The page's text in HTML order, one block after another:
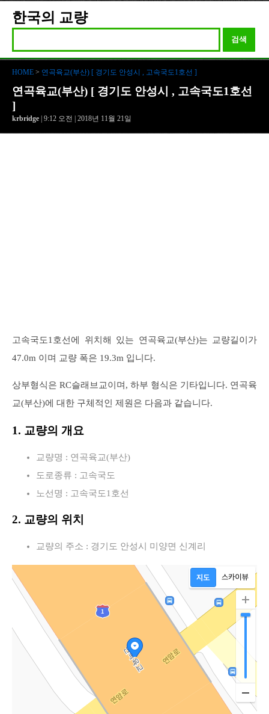
한국의 교량
검색
HOME > 연곡육교(부산) [ 경기도 안성시 , 고속국도1호선 ]
연곡육교(부산) [ 경기도 안성시 , 고속국도1호선
]
krbridge | 9:12 오전 | 2018년 11월 21일
고속국도1호선에 위치해 있는 연곡육교(부산)는 교량길이가
47.0m 이며 교량 폭은 19.3m 입니다.
상부형식은 RC슬래브교이며, 하부 형식은 기타입니다. 연곡육
교(부산)에 대한 구체적인 제원은 다음과 같습니다.
1. 교량의 개요
교량명 : 연곡육교(부산)
도로종류 : 고속국도
노선명 : 고속국도1호선
2. 교량의 위치
교량의 주소 : 경기도 안성시 미양면 신계리